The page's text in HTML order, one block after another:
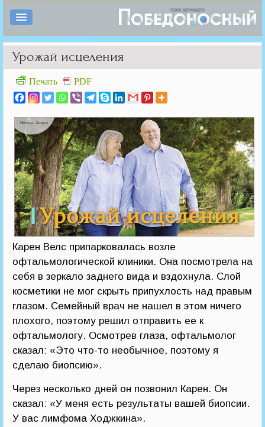
Урожай исцеления
Печать PDF
Карен Велс припарковалась возле
офтальмологической клиники. Она посмотрела на
себя в зеркало заднего вида и вздохнула. Слой
косметики не мог скрыть припухлость над правым
глазом. Семейный врач не нашел в этом ничего
плохого, поэтому решил отправить ее к
офтальмологу. Осмотрев глаза, офтальмолог
сказал: «Это что-то необычное, поэтому я
сделаю биопсию».
Через несколько дней он позвонил Карен. Он
сказал: «У меня есть результаты вашей биопсии.
У вас лимфома Ходжкина».